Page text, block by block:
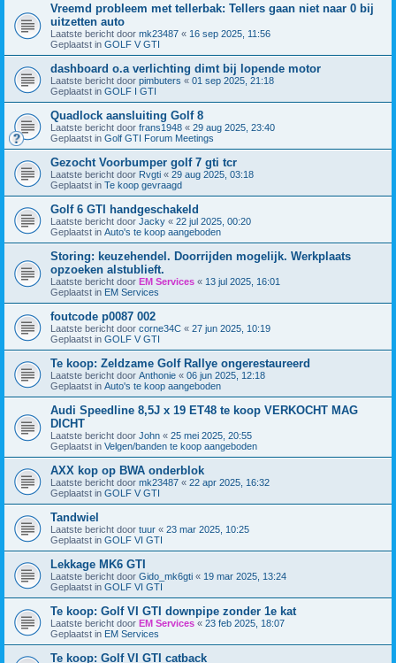
Vreemd probleem met tellerbak: Tellers gaan niet naar 0 bij
uitzetten auto
Laatste bericht door mk23487 « 16 sep 2025, 11:56
Geplaatst in GOLF V GTI
dashboard o.a verlichting dimt bij lopende motor
Laatste bericht door pimbuters « 01 sep 2025, 21:18
Geplaatst in GOLF I GTI
Quadlock aansluiting Golf 8
Laatste bericht door frans1948 « 29 aug 2025, 23:40
Geplaatst in Golf GTI Forum Meetings
Gezocht Voorbumper golf 7 gti tcr
Laatste bericht door Rvgti « 29 aug 2025, 03:18
Geplaatst in Te koop gevraagd
Golf 6 GTI handgeschakeld
Laatste bericht door Jacky « 22 jul 2025, 00:20
Geplaatst in Auto's te koop aangeboden
Storing: keuzehendel. Doorrijden mogelijk. Werkplaats
opzoeken alstublieft.
Laatste bericht door EM Services « 13 jul 2025, 16:01
Geplaatst in EM Services
foutcode p0087 002
Laatste bericht door corne34C « 27 jun 2025, 10:19
Geplaatst in GOLF V GTI
Te koop: Zeldzame Golf Rallye ongerestaureerd
Laatste bericht door Anthonie « 06 jun 2025, 12:18
Geplaatst in Auto's te koop aangeboden
Audi Speedline 8,5J x 19 ET48 te koop VERKOCHT MAG
DICHT
Laatste bericht door John « 25 mei 2025, 20:55
Geplaatst in Velgen/banden te koop aangeboden
AXX kop op BWA onderblok
Laatste bericht door mk23487 « 22 apr 2025, 16:32
Geplaatst in GOLF V GTI
Tandwiel
Laatste bericht door tuur « 23 mar 2025, 10:25
Geplaatst in GOLF VI GTI
Lekkage MK6 GTI
Laatste bericht door Gido_mk6gti « 19 mar 2025, 13:24
Geplaatst in GOLF VI GTI
Te koop: Golf VI GTI downpipe zonder 1e kat
Laatste bericht door EM Services « 23 feb 2025, 18:07
Geplaatst in EM Services
Te koop: Golf VI GTI catback